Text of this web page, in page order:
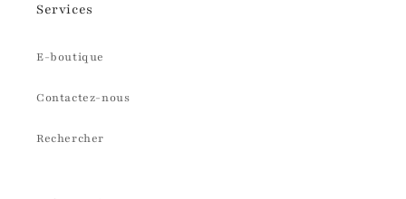
Services
E-boutique
Contactez-nous
Rechercher